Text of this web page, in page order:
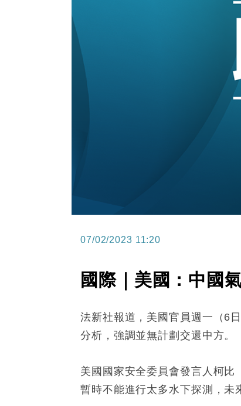
財經｜內地7月美元計價出口
財經｜日本春季三度入市撐
11:12 國際｜特朗普料美伊戰事快
15:59 財經｜SA售股自救後再出手
07/02/2023 11:20
國際｜美國：中國
法新社報道，美國官員週一（6
分析，強調並無計劃交還中方。
美國國家安全委員會發言人柯比
暫時不能進行太多水下探測，未